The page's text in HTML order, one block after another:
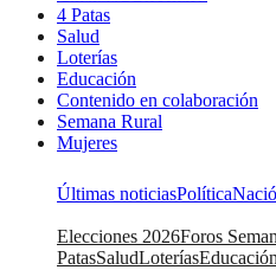
4 Patas
Salud
Loterías
Educación
Contenido en colaboración
Semana Rural
Mujeres
Últimas noticiasPolítica
Elecciones 2026Foros
PatasSaludLoteríasEducación